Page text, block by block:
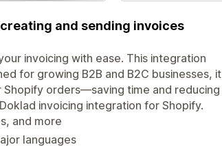
and sending invoices
invoicing with ease. This integration
for growing B2B and B2C businesses, it
orders—saving time and reducing
invoicing integration for Shopify.
and more
languages